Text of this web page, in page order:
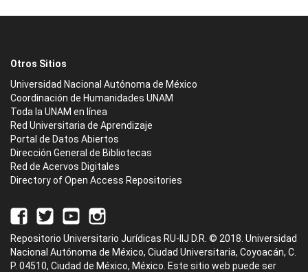
Otros Sitios
Universidad Nacional Autónoma de México
Coordinación de Humanidades UNAM
Toda la UNAM en línea
Red Universitaria de Aprendizaje
Portal de Datos Abiertos
Dirección General de Bibliotecas
Red de Acervos Digitales
Directory of Open Access Repositories
Repositorio Universitario Jurídicas RU-IIJ D.R. © 2018. Universidad
Nacional Autónoma de México, Ciudad Universitaria, Coyoacán, C.
P. 04510, Ciudad de México, México. Este sitio web puede ser